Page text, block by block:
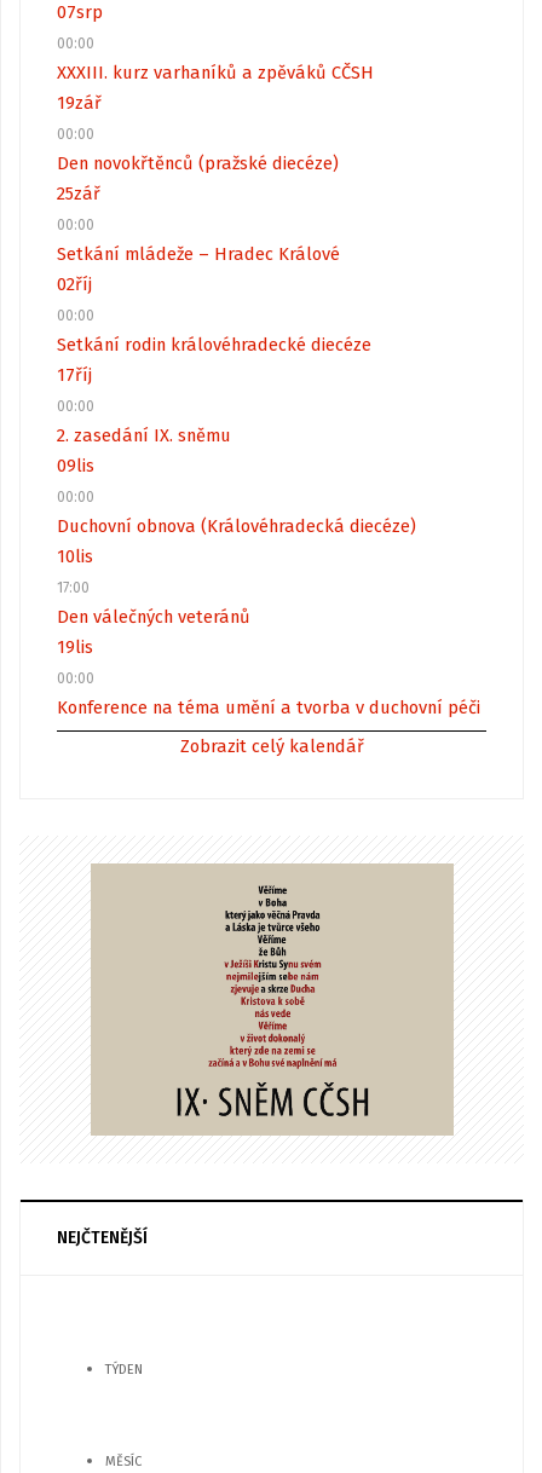
07srp
00:00
XXXIII. kurz varhaníků a zpěváků CČSH
19zář
00:00
Den novokřtěnců (pražské diecéze)
25zář
00:00
Setkání mládeže – Hradec Králové
02říj
00:00
Setkání rodin královéhradecké diecéze
17říj
00:00
2. zasedání IX. sněmu
09lis
00:00
Duchovní obnova (Královéhradecká diecéze)
10lis
17:00
Den válečných veteránů
19lis
00:00
Konference na téma umění a tvorba v duchovní péči
Zobrazit celý kalendář
NEJČTENĚJŠÍ
TÝDEN
MĚSÍC